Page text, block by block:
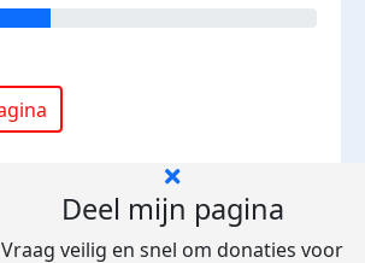
Deel mijn pagina
Vraag veilig en snel om donaties voor